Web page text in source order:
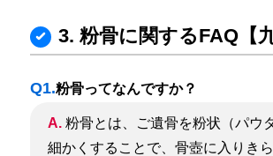
3. 粉骨に関するFAQ【
Q1.粉骨ってなんですか？
A.粉骨とは、ご遺骨を粉状（パウ
細かくすることで、骨壺に入りき